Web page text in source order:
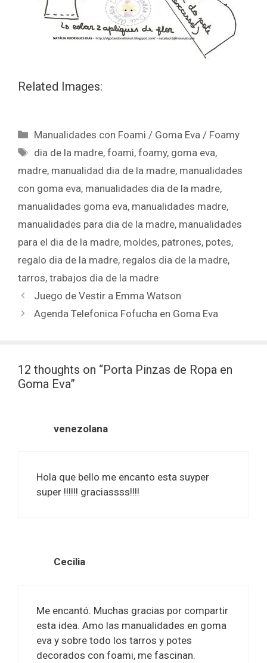
Related Images:
Manualidades con Foami / Goma Eva / Foamy
dia de la madre,foami,foamy, goma eva,
madre, manualidad dia de la madre, manualidades
con goma eva, manualidades dia de la madre,
manualidades goma eva, manualidades madre,
manualidades para dia de la madre, manualidades
para el dia de la madre, moldes, patrones, potes,
regalo dia de la madre, regalos dia de la madre,
tarros, trabajos dia de la madre
Juego de Vestir a Emma Watson
Agenda Telefonica Fofucha en Goma Eva
12 thoughts on “Porta Pinzas de Ropa en
Goma Eva”
venezolana
Hola que bello me encanto esta suyper
super !!!!!! graciassss!!!!
Cecilia
Me encantó. Muchas gracias por compartir
esta idea. Amo las manualidades en goma
eva y sobre todo los tarros y potes
decorados con foami, me fascinan.